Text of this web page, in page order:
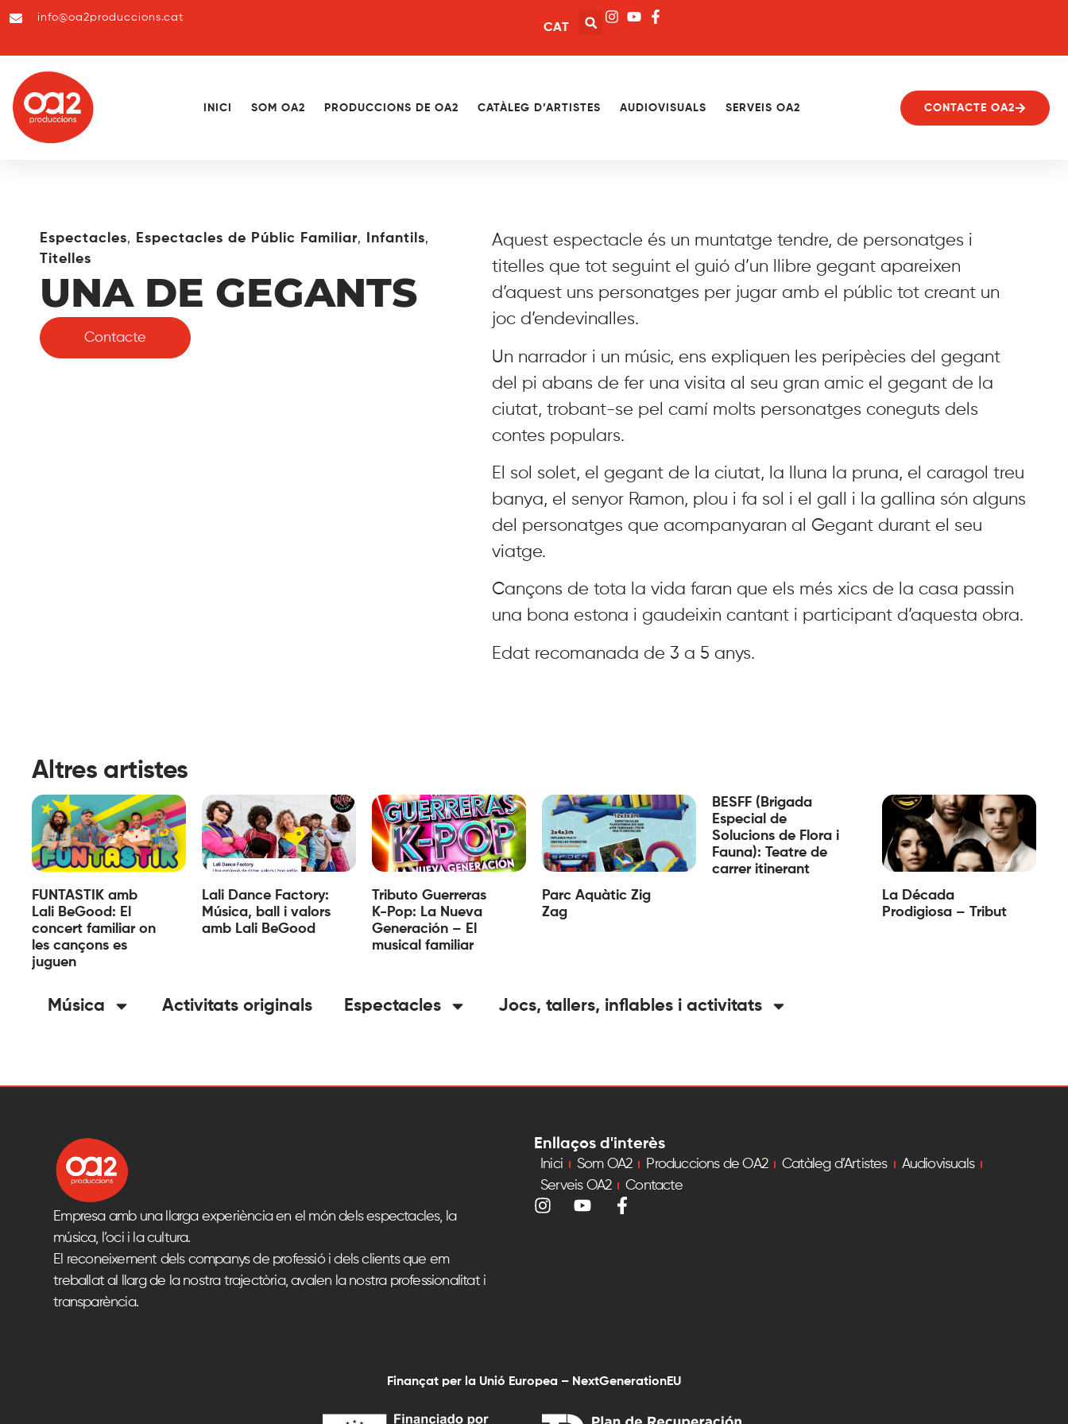
info@oa2produccions.cat
CAT
INICI SOM OA2 PRODUCCIONS DE OA2 CATÀLEG D’ARTISTES AUDIOVISUALS SERVEIS OA2 CONTACTE OA2
Espectacles, Espectacles de Públic Familiar, Infantils,
Titelles
UNA DE GEGANTS
Contacte
Aquest espectacle és un muntatge tendre, de personatges i
titelles que tot seguint el guió d’un llibre gegant apareixen
d’aquest uns personatges per jugar amb el públic tot creant un
joc d’endevinalles.
Un narrador i un músic, ens expliquen les peripècies del gegant
del pi abans de fer una visita al seu gran amic el gegant de la
ciutat, trobant-se pel camí molts personatges coneguts dels
contes populars.
El sol solet, el gegant de la ciutat, la lluna la pruna, el caragol treu
banya, el senyor Ramon, plou i fa sol i el gall i la gallina són alguns
del personatges que acompanyaran al Gegant durant el seu
viatge.
Cançons de tota la vida faran que els més xics de la casa passin
una bona estona i gaudeixin cantant i participant d’aquesta obra.
Edat recomanada de 3 a 5 anys.
Altres artistes
FUNTASTIK amb
Lali BeGood: El
concert familiar on
les cançons es
juguen
Lali Dance Factory:
Música, ball i valors
amb Lali BeGood
Tributo Guerreras
K-Pop: La Nueva
Generación – El
musical familiar
Parc Aquàtic Zig
Zag
BESFF (Brigada
Especial de
Solucions de Flora i
Fauna): Teatre de
carrer itinerant
La Década
Prodigiosa – Tribut
Música Activitats originals Espectacles Jocs, tallers, inflables i activitats
Empresa amb una llarga experiència en el món dels espectacles, la
música, l’oci i la cultura.
El reconeixement dels companys de professió i dels clients que em
treballat al llarg de la nostra trajectòria, avalen la nostra professionalitat i
transparència.
Enllaços d'interès
Inici Som OA2 Produccions de OA2 Catàleg d’Artistes
Audiovisuals
Serveis OA2
Contacte
Finançat per la Unió Europea – NextGenerationEU